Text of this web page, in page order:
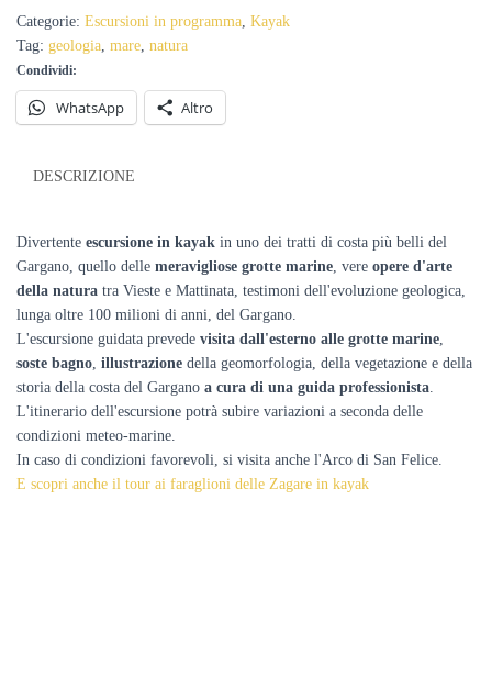
grotte
marine
del
Gargano
Estate
Categorie: Escursioni in programma, Kayak
Tag: geologia, mare, natura
Condividi:
WhatsApp Altro
DESCRIZIONE
Divertente escursione in kayak in uno dei tratti di costa più belli del
Gargano, quello delle meravigliose grotte marine, vere opere d'arte
della natura tra Vieste e Mattinata, testimoni dell'evoluzione geologica,
lunga oltre 100 milioni di anni, del Gargano.
L'escursione guidata prevede visita dall'esterno alle grotte marine,
soste bagno, illustrazione della geomorfologia, della vegetazione e della
storia della costa del Gargano a cura di una guida professionista.
L'itinerario dell'escursione potrà subire variazioni a seconda delle
condizioni meteo-marine.
In caso di condizioni favorevoli, si visita anche l'Arco di San Felice.
E scopri anche il tour ai faraglioni delle Zagare in kayak